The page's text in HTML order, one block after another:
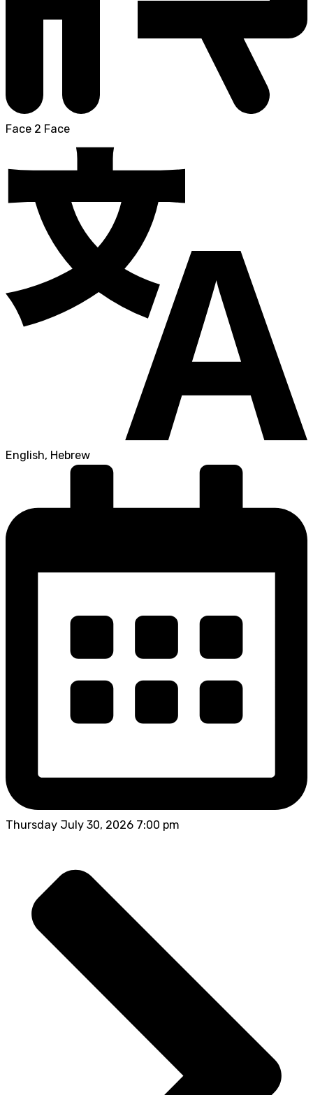
Face 2 Face
English, Hebrew
Thursday July 30, 2026 7:00 pm